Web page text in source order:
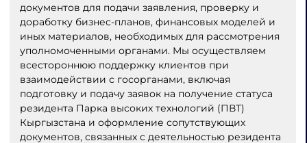
документов для подачи заявления, проверку и
доработку бизнес-планов, финансовых моделей и
иных материалов, необходимых для рассмотрения
уполномоченными органами. Мы осуществляем
всестороннюю поддержку клиентов при
взаимодействии с госорганами, включая
подготовку и подачу заявок на получение статуса
резидента Парка высоких технологий (ПВТ)
Кыргызстана и оформление сопутствующих
документов, связанных с деятельностью резидента